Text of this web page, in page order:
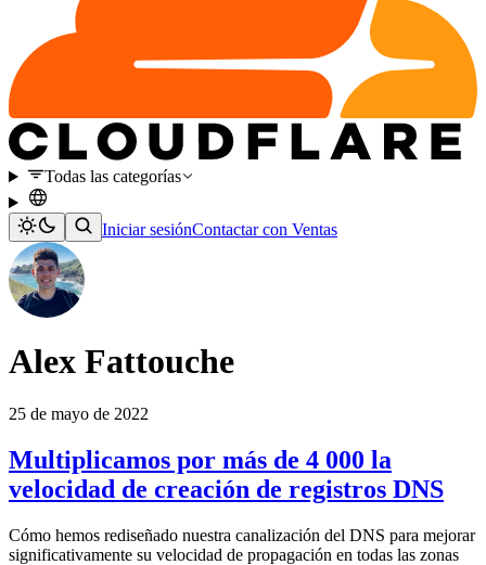
Todas las categorías
Iniciar sesiónContactar con Ventas
Alex Fattouche
25 de mayo de 2022
Multiplicamos por más de 4 000 la
velocidad de creación de registros DNS
Cómo hemos rediseñado nuestra canalización del DNS para mejorar
significativamente su velocidad de propagación en todas las zonas